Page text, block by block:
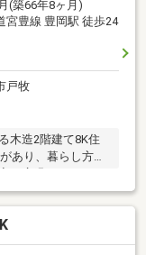
(築66年8ヶ月)
宮豊線 豊岡駅 徒歩24
戸牧
木造2階建て8K住
あり、暮らし方に
たお部屋があり室
浴室、洗面所には
囲まれた住環境